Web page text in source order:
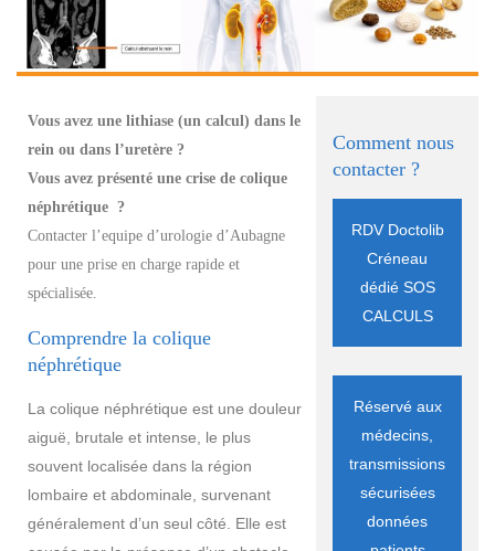
Vous avez une lithiase (un calcul) dans le
rein ou dans l’uretère ?
Vous avez présenté une crise de colique
néphrétique ?
Contacter l’equipe d’urologie d’Aubagne
pour une prise en charge rapide et
spécialisée.
Comprendre la colique
néphrétique
La colique néphrétique est une douleur
aiguë, brutale et intense, le plus
souvent localisée dans la région
lombaire et abdominale, survenant
généralement d’un seul côté. Elle est
Comment nous
contacter ?
RDV Doctolib
Créneau
dédié SOS
CALCULS
Réservé aux
médecins,
transmissions
sécurisées
données